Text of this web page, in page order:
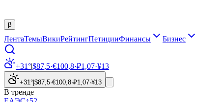
β
ЛентаТемыВикиРейтингПетицииФинансы Бизнес
+31°|$87,5·€100,8·₽1,07·¥13
+31° $87,5·€100,8·₽1,07·¥13
В тренде